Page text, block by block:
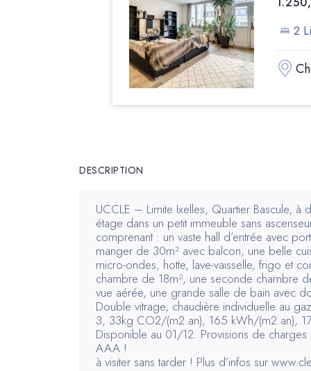
2
DESCRIPTION
UCCLE – Limite Ixelles, Quartier Bascule,
étage dans un petit immeuble sans
comprenant : un vaste hall d’entrée avec
manger de 30m² avec balcon, une belle
micro-ondes, hotte, lave-vaisselle, frigo et
chambre de 18m², une seconde chambre
vue aérée, une grande salle de bain avec
Double vitrage, chaudière individuelle au
3, 33kg CO2/(m2.an), 165 kWh/(m2.an),
Disponible au 01/12. Provisions de
AAA !
à visiter sans tarder ! Plus d’infos sur